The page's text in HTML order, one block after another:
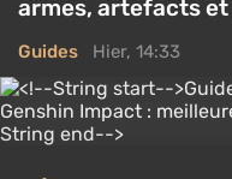
armes, artefacts
Guides Hier, 14:33